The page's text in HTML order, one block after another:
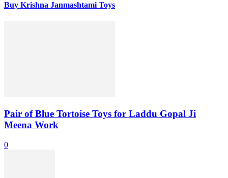
Buy Krishna Janmashtami Toys
Pair of Blue Tortoise Toys for Laddu Gopal Ji
Meena Work
0